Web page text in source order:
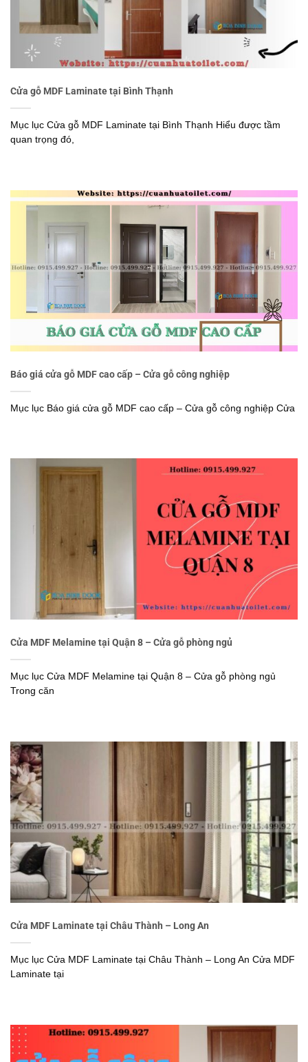
Cửa gỗ MDF Laminate tại Bình Thạnh
Mục lục Cửa gỗ MDF Laminate tại Bình Thạnh Hiểu được tầm
quan trọng đó,
Báo giá cửa gỗ MDF cao cấp – Cửa gỗ công nghiệp
Mục lục Báo giá cửa gỗ MDF cao cấp – Cửa gỗ công nghiệp Cửa
Cửa MDF Melamine tại Quận 8 – Cửa gỗ phòng ngủ
Mục lục Cửa MDF Melamine tại Quận 8 – Cửa gỗ phòng ngủ
Trong căn
Cửa MDF Laminate tại Châu Thành – Long An
Mục lục Cửa MDF Laminate tại Châu Thành – Long An Cửa MDF
Laminate tại